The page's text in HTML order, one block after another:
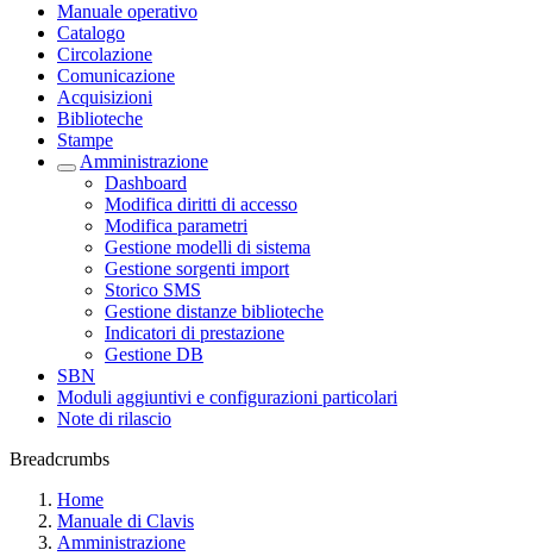
Manuale operativo
Catalogo
Circolazione
Comunicazione
Acquisizioni
Biblioteche
Stampe
Amministrazione
Dashboard
Modifica diritti di accesso
Modifica parametri
Gestione modelli di sistema
Gestione sorgenti import
Storico SMS
Gestione distanze biblioteche
Indicatori di prestazione
Gestione DB
SBN
Moduli aggiuntivi e configurazioni particolari
Note di rilascio
Breadcrumbs
Home
Manuale di Clavis
Amministrazione